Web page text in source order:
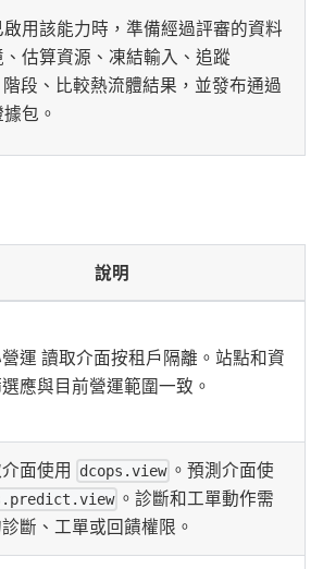
用該能力時，準備經過評審的資料
估算資源、凍結輸入、追蹤
段、比較熱流體結果，並發布通過
包。
說明
運 讀取介面按租戶隔離。站點和資
應與目前營運範圍一致。
面使用 dcops.view 。預測介面使
。診斷和工單動作需
斷、工單或回饋權限。